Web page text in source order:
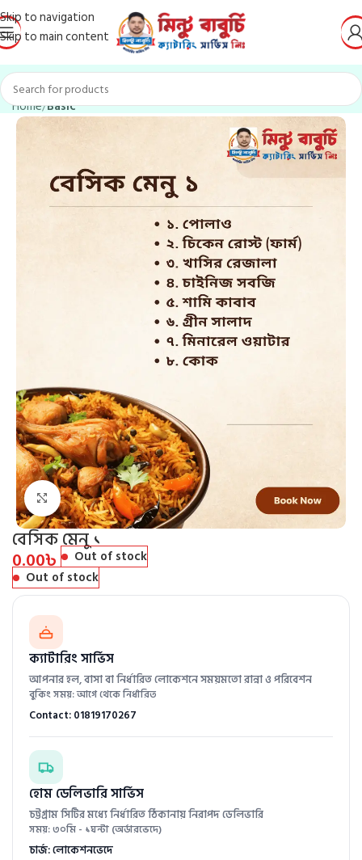
Skip to navigation
Skip to main content
Home Basic
Click to enlarge
বেসিক মেনু ১
0.00৳
Out of stock
Out of stock
ক্যাটারিং সার্ভিস
আপনার হল, বাসা বা নির্ধারিত লোকেশনে সময়মতো রান্না ও পরিবেশন
বুকিং সময়: আগে থেকে নির্ধারিত
Contact: 01819170267
হোম ডেলিভারি সার্ভিস
চট্টগ্রাম সিটির মধ্যে নির্ধারিত ঠিকানায় নিরাপদ ডেলিভারি
সময়: ৩০মি - ১ঘন্টা (অর্ডারভেদে)
চার্জ: লোকেশনভেদে